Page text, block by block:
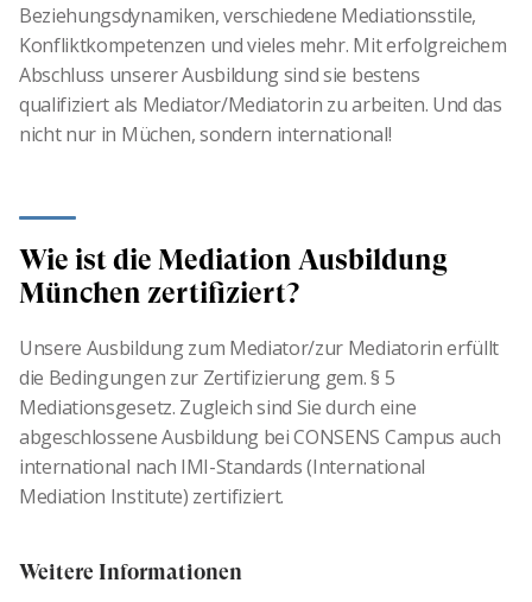
Beziehungsdynamiken, verschiedene Mediationsstile,
Konfliktkompetenzen und vieles mehr. Mit erfolgreichem
Abschluss unserer Ausbildung sind sie bestens
qualifiziert als Mediator/Mediatorin zu arbeiten. Und das
nicht nur in Müchen, sondern international!
Wie ist die Mediation Ausbildung
München zertifiziert?
Unsere Ausbildung zum Mediator/zur Mediatorin erfüllt
die Bedingungen zur Zertifizierung gem. § 5
Mediationsgesetz. Zugleich sind Sie durch eine
abgeschlossene Ausbildung bei CONSENS Campus auch
international nach IMI-Standards (International
Mediation Institute) zertifiziert.
Weitere Informationen